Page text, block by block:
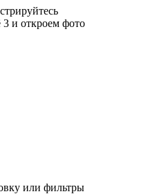
и откроем фото
или фильтры